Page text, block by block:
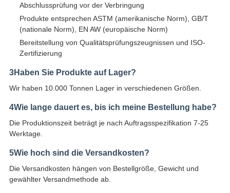
Abschlussprüfung vor der Verbringung
Produkte entsprechen ASTM (amerikanische Norm), GB/T
(nationale Norm), EN AW (europäische Norm)
Bereitstellung von Qualitätsprüfungszeugnissen und ISO-
Zertifizierung
3Haben Sie Produkte auf Lager?
Wir haben 10.000 Tonnen Lager in verschiedenen Größen.
4Wie lange dauert es, bis ich meine Bestellung habe?
Die Produktionszeit beträgt je nach Auftragsspezifikation 7-25
Werktage.
5Wie hoch sind die Versandkosten?
Die Versandkosten hängen von Bestellgröße, Gewicht und
gewählter Versandmethode ab.